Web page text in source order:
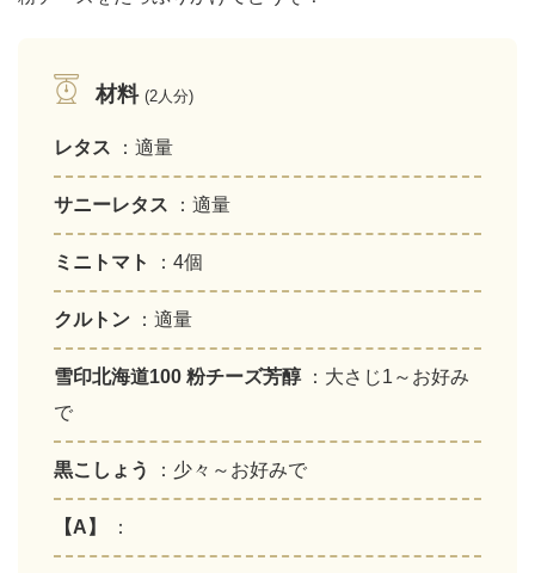
材料 (2人分)
レタス ：適量
サニーレタス ：適量
ミニトマト ：4個
クルトン ：適量
雪印北海道100 粉チーズ芳醇 ：大さじ1～お好み
で
黒こしょう ：少々～お好みで
【A】 ：